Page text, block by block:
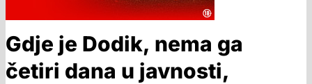
Gdje je Dodik, nema ga
četiri dana u javnosti,